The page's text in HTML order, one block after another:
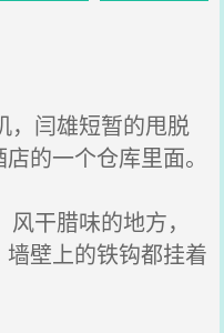
闫雄短暂的甩脱
的一个仓库里面。
干腊味的地方，
壁上的铁钩都挂着